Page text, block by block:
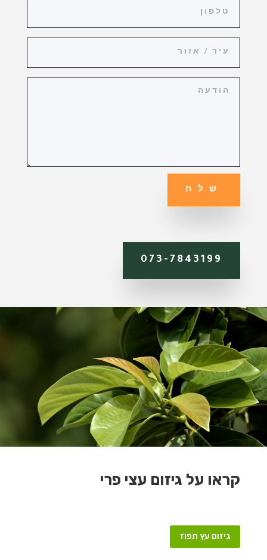
שלח
073-7843199
קראו על גיזום עצי פרי
גיזום עץ תפוז